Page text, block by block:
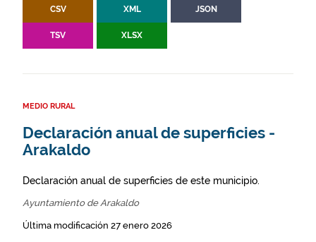
CSV XML JSON
TSV XLSX
MEDIO RURAL
Declaración anual de superficies -
Arakaldo
Declaración anual de superficies de este municipio.
Ayuntamiento de Arakaldo
Última modificación 27 enero 2026